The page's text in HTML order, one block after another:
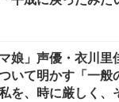
マ娘」声優・衣川
いて明かす「一般
を、時に厳しく、